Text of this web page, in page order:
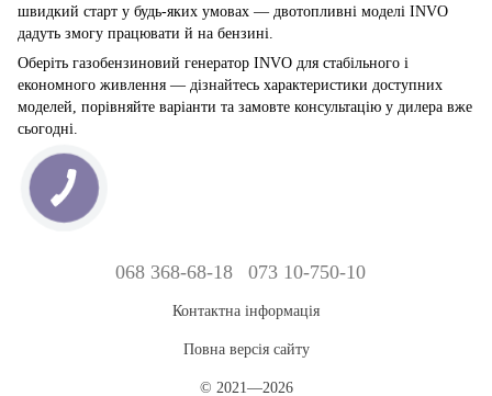
швидкий старт у будь-яких умовах — двотопливні моделі INVO
дадуть змогу працювати й на бензині.
Оберіть газобензиновий генератор INVO для стабільного і
економного живлення — дізнайтесь характеристики доступних
моделей, порівняйте варіанти та замовте консультацію у дилера вже
сьогодні.
068 368-68-18 073 10-750-10
Контактна інформація
Повна версія сайту
© 2021—2026